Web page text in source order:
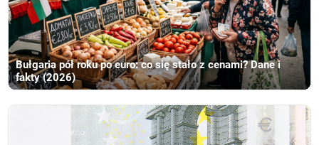
Bułgaria pół roku po euro: co się stało z cenami? Dane i
fakty (2026)